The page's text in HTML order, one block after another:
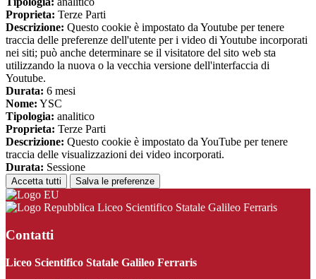
Proprieta: Terze Parti
Descrizione: Questo cookie è impostato da Youtube per tenere
traccia delle preferenze dell'utente per i video di Youtube incorporati
nei siti; può anche determinare se il visitatore del sito web sta
utilizzando la nuova o la vecchia versione dell'interfaccia di
Youtube.
Durata: 6 mesi
Nome: YSC
Tipologia: analitico
Proprieta: Terze Parti
Descrizione: Questo cookie è impostato da YouTube per tenere
traccia delle visualizzazioni dei video incorporati.
Durata: Sessione
Accetta tutti Salva le preferenze
Liceo Scientifico Statale Galileo Ferraris
Contatti
Liceo Scientifico Statale Galileo Ferraris